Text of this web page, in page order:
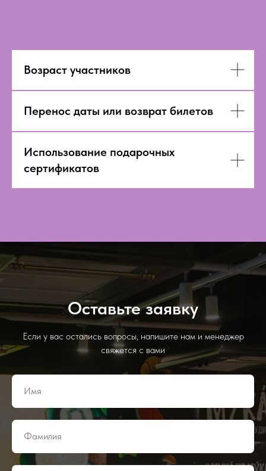
Возраст участников
Перенос даты или возврат билетов
Использование подарочных
сертификатов
Оставьте заявку
Если у вас остались вопросы, напишите нам и менеджер
свяжется с вами